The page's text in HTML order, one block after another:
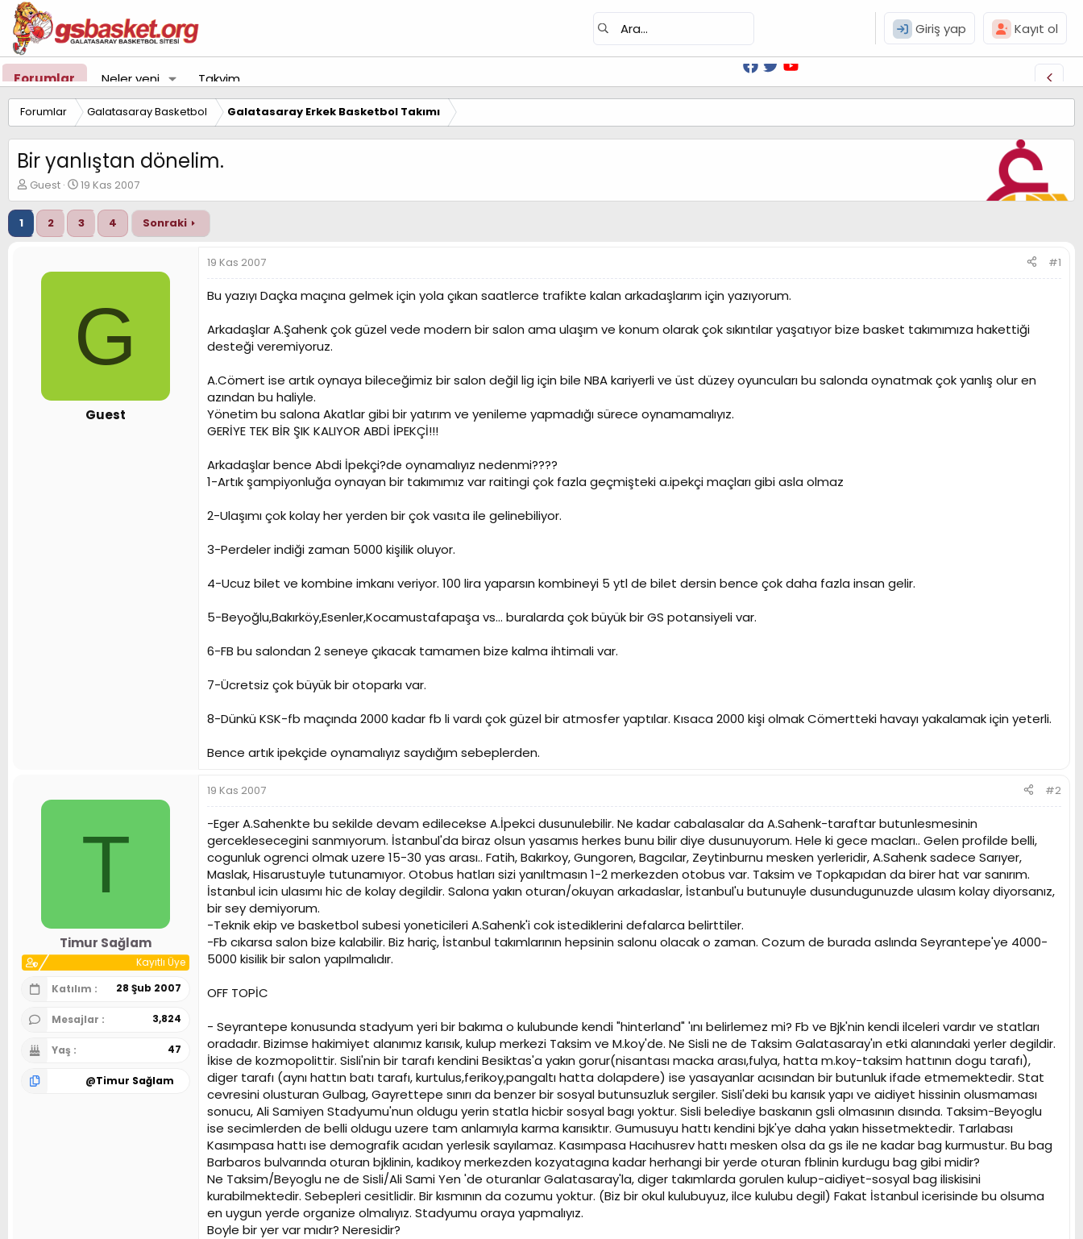
Giriş yap Kayıt ol
Forumlar Neler yeni Takvim
Forumlar Galatasaray Basketbol Galatasaray Erkek Basketbol Takımı
Bir yanlıştan dönelim.
K
o
n
u
y
Guest
B
a
ş
l
a
g
t
a
r
19 Kas 2007
1 2 3 4 Sonraki
G
Guest
19 Kas 2007 #1
Bu yazıyı Daçka maçına gelmek için yola çıkan saatlerce trafikte kalan arkadaşlarım için yazıyorum.
Arkadaşlar A.Şahenk çok güzel vede modern bir salon ama ulaşım ve konum olarak çok sıkıntılar yaşatıyor bize basket takımımıza hakettiği
desteği veremiyoruz.
A.Cömert ise artık oynaya bileceğimiz bir salon değil lig için bile NBA kariyerli ve üst düzey oyuncuları bu salonda oynatmak çok yanlış olur en
azından bu haliyle.
Yönetim bu salona Akatlar gibi bir yatırım ve yenileme yapmadığı sürece oynamamalıyız.
GERİYE TEK BİR ŞIK KALIYOR ABDİ İPEKÇİ!!!
Arkadaşlar bence Abdi İpekçi?de oynamalıyız nedenmi????
1-Artık şampiyonluğa oynayan bir takımımız var raitingi çok fazla geçmişteki a.ipekçi maçları gibi asla olmaz
2-Ulaşımı çok kolay her yerden bir çok vasıta ile gelinebiliyor.
3-Perdeler indiği zaman 5000 kişilik oluyor.
4-Ucuz bilet ve kombine imkanı veriyor. 100 lira yaparsın kombineyi 5 ytl de bilet dersin bence çok daha fazla insan gelir.
5-Beyoğlu,Bakırköy,Esenler,Kocamustafapaşa vs... buralarda çok büyük bir GS potansiyeli var.
6-FB bu salondan 2 seneye çıkacak tamamen bize kalma ihtimali var.
7-Ücretsiz çok büyük bir otoparkı var.
8-Dünkü KSK-fb maçında 2000 kadar fb li vardı çok güzel bir atmosfer yaptılar. Kısaca 2000 kişi olmak Cömertteki havayı yakalamak için yeterli.
Bence artık ipekçide oynamalıyız saydığım sebeplerden.
T
Timur Sağlam
Kayıtlı Üye
Katılım
28 Şub 2007
Mesajlar 3,824
Yaş 47
@Timur Sağlam
19 Kas 2007 #2
-Eger A.Sahenkte bu sekilde devam edilecekse A.İpekci dusunulebilir. Ne kadar cabalasalar da A.Sahenk-taraftar butunlesmesinin
gerceklesecegini sanmıyorum. İstanbul'da biraz olsun yasamıs herkes bunu bilir diye dusunuyorum. Hele ki gece macları.. Gelen profilde belli,
cogunluk ogrenci olmak uzere 15-30 yas arası.. Fatih, Bakırkoy, Gungoren, Bagcılar, Zeytinburnu mesken yerleridir, A.Sahenk sadece Sarıyer,
Maslak, Hisarustuyle tutunamıyor. Otobus hatları sizi yanıltmasın 1-2 merkezden otobus var. Taksim ve Topkapıdan da birer hat var sanırım.
İstanbul icin ulasımı hic de kolay degildir. Salona yakın oturan/okuyan arkadaslar, İstanbul'u butunuyle dusundugunuzde ulasım kolay diyorsanız,
bir sey demiyorum.
-Teknik ekip ve basketbol subesi yoneticileri A.Sahenk'i cok istediklerini defalarca belirttiler.
-Fb cıkarsa salon bize kalabilir. Biz hariç, İstanbul takımlarının hepsinin salonu olacak o zaman. Cozum de burada aslında Seyrantepe'ye 4000-
5000 kisilik bir salon yapılmalıdır.
OFF TOPİC
- Seyrantepe konusunda stadyum yeri bir bakıma o kulubunde kendi "hinterland" 'ını belirlemez mi? Fb ve Bjk'nin kendi ilceleri vardır ve statları
oradadır. Bizimse hakimiyet alanımız karısık, kulup merkezi Taksim ve M.koy'de. Ne Sisli ne de Taksim Galatasaray'ın etki alanındaki yerler degildir.
İkise de kozmopolittir. Sisli'nin bir tarafı kendini Besiktas'a yakın gorur(nisantası macka arası,fulya, hatta m.koy-taksim hattının dogu tarafı),
diger tarafı (aynı hattın batı tarafı, kurtulus,ferikoy,pangaltı hatta dolapdere) ise yasayanlar acısından bir butunluk ifade etmemektedir. Stat
cevresini olusturan Gulbag, Gayrettepe sınırı da benzer bir sosyal butunsuzluk sergiler. Sisli'deki bu karısık yapı ve aidiyet hissinin olusmaması
sonucu, Ali Samiyen Stadyumu'nun oldugu yerin statla hicbir sosyal bagı yoktur. Sisli belediye baskanın gsli olmasının dısında. Taksim-Beyoglu
ise secimlerden de belli oldugu uzere tam anlamıyla karma karısıktır. Gumusuyu hattı kendini bjk'ye daha yakın hissetmektedir. Tarlabası
Kasımpasa hattı ise demografik acıdan yerlesik sayılamaz. Kasımpasa Hacıhusrev hattı mesken olsa da gs ile ne kadar bag kurmustur. Bu bag
Barbaros bulvarında oturan bjklinin, kadıkoy merkezden kozyatagına kadar herhangi bir yerde oturan fblinin kurdugu bag gibi midir?
Ne Taksim/Beyoglu ne de Sisli/Ali Sami Yen 'de oturanlar Galatasaray'la, diger takımlarda gorulen kulup-aidiyet-sosyal bag iliskisini
kurabilmektedir. Sebepleri cesitlidir. Bir kısmının da cozumu yoktur. (Biz bir okul kulubuyuz, ilce kulubu degil) Fakat İstanbul icerisinde bu olsuma
en uygun yerde organize olmalıyız. Stadyumu oraya yapmalıyız.
Boyle bir yer var mıdır? Neresidir?